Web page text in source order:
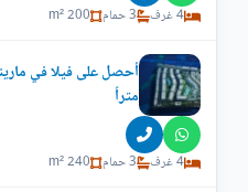
4 غرف 3 حمام 200 m²
متراً
4 غرف 3 حمام 240 m²